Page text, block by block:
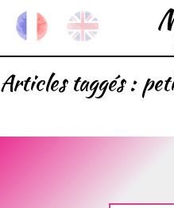
Articles taggés :